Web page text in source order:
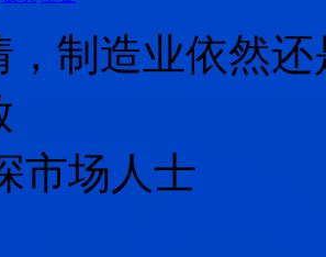
，制造业依然
市场人士